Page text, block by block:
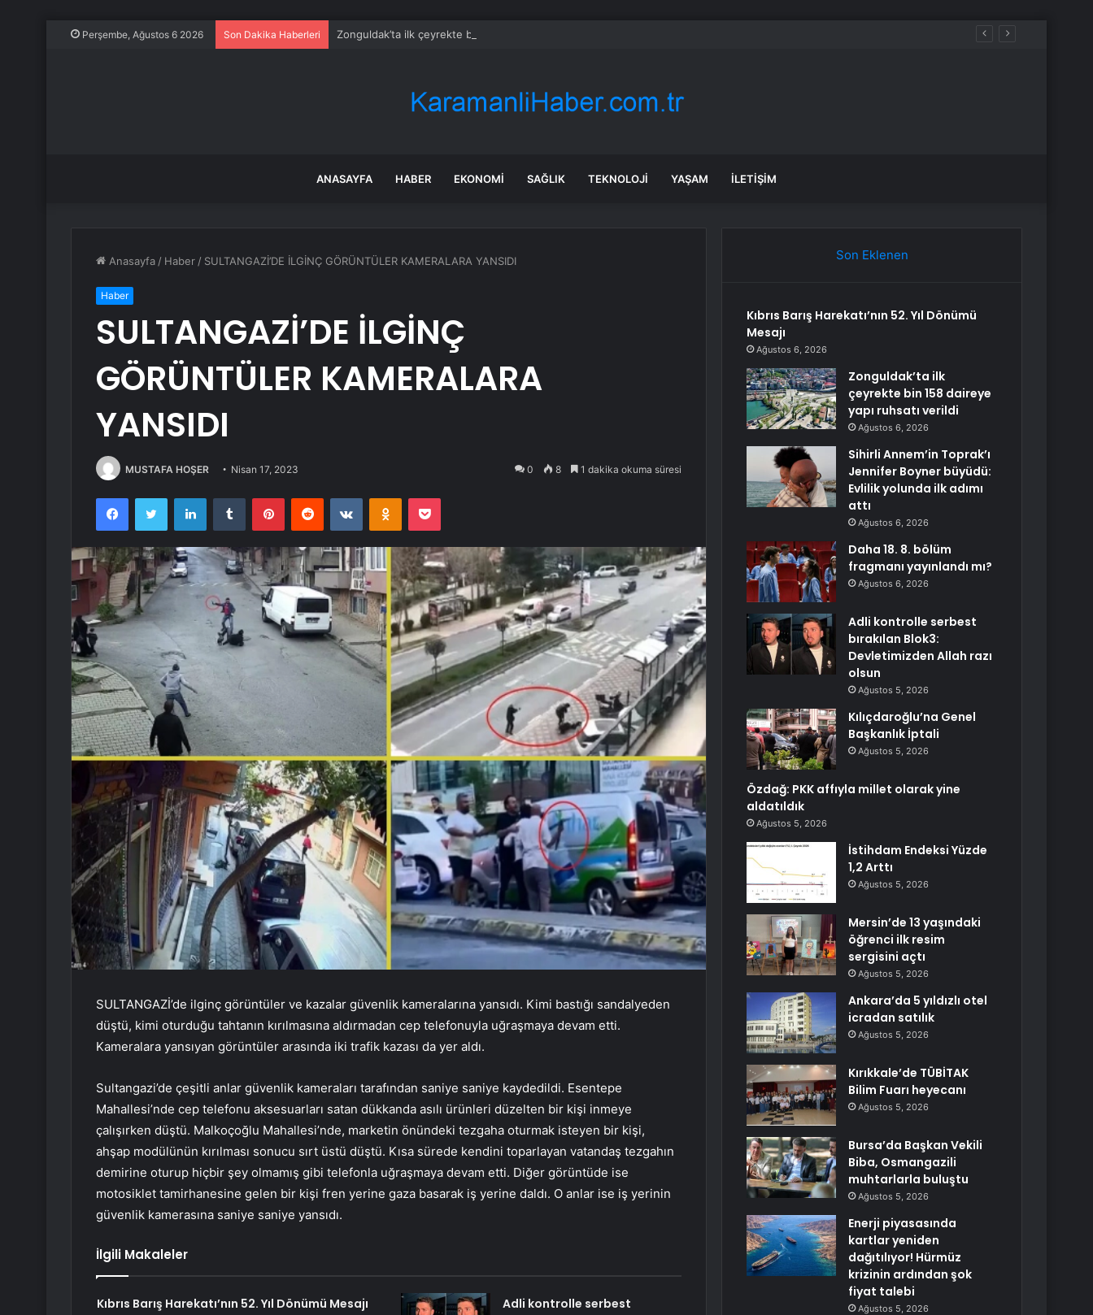
Perşembe, Ağustos 6 2026 Son Dakika Haberleri Zonguldak’ta ilk çeyrekte bin 158 daireye yapı ruhsatı verildi
ANASAYFA HABER EKONOMI SAĞLIK TEKNOLOJI YAŞAM İLETIŞIM
Anasayfa / Haber / SULTANGAZİ’DE İLGİNÇ GÖRÜNTÜLER KAMERALARA YANSIDI
Haber
SULTANGAZİ’DE İLGİNÇ
GÖRÜNTÜLER KAMERALARA
YANSIDI
MUSTAFA HOŞER Nisan 17, 2023 0 8 1 dakika okuma süresi
FacebookTwitter LinkedInTumblr PinterestReddit VKontakteOdnoklassniki
Pocket
SULTANGAZİ’de ilginç görüntüler ve kazalar güvenlik kameralarına yansıdı. Kimi bastığı sandalyeden
düştü, kimi oturduğu tahtanın kırılmasına aldırmadan cep telefonuyla uğraşmaya devam etti.
Kameralara yansıyan görüntüler arasında iki trafik kazası da yer aldı.
Sultangazi’de çeşitli anlar güvenlik kameraları tarafından saniye saniye kaydedildi. Esentepe
Mahallesi’nde cep telefonu aksesuarları satan dükkanda asılı ürünleri düzelten bir kişi inmeye
çalışırken düştü. Malkoçoğlu Mahallesi’nde, marketin önündeki tezgaha oturmak isteyen bir kişi,
ahşap modülünün kırılması sonucu sırt üstü düştü. Kısa sürede kendini toparlayan vatandaş tezgahın
demirine oturup hiçbir şey olmamış gibi telefonla uğraşmaya devam etti. Diğer görüntüde ise
motosiklet tamirhanesine gelen bir kişi fren yerine gaza basarak iş yerine daldı. O anlar ise iş yerinin
güvenlik kamerasına saniye saniye yansıdı.
İlgili Makaleler
Kıbrıs Barış Harekatı’nın 52. Yıl Dönümü Mesajı
Adli kontrolle serbest
Son Eklenen
Kıbrıs Barış Harekatı’nın 52. Yıl Dönümü
Mesajı
Ağustos 6, 2026
Zonguldak’ta ilk
çeyrekte bin 158 daireye
yapı ruhsatı verildi
Ağustos 6, 2026
Sihirli Annem’in Toprak’ı
Jennifer Boyner büyüdü:
Evlilik yolunda ilk adımı
attı
Ağustos 6, 2026
Daha 18. 8. bölüm
fragmanı yayınlandı mı?
Ağustos 6, 2026
Adli kontrolle serbest
bırakılan Blok3:
Devletimizden Allah razı
olsun
Ağustos 5, 2026
Kılıçdaroğlu’na Genel
Başkanlık İptali
Ağustos 5, 2026
Özdağ: PKK affıyla millet olarak yine
aldatıldık
Ağustos 5, 2026
İstihdam Endeksi Yüzde
1,2 Arttı
Ağustos 5, 2026
Mersin’de 13 yaşındaki
öğrenci ilk resim
sergisini açtı
Ağustos 5, 2026
Ankara’da 5 yıldızlı otel
icradan satılık
Ağustos 5, 2026
Kırıkkale’de TÜBİTAK
Bilim Fuarı heyecanı
Ağustos 5, 2026
Bursa’da Başkan Vekili
Biba, Osmangazili
muhtarlarla buluştu
Ağustos 5, 2026
Enerji piyasasında
kartlar yeniden
dağıtılıyor! Hürmüz
krizinin ardından şok
fiyat talebi
Ağustos 5, 2026